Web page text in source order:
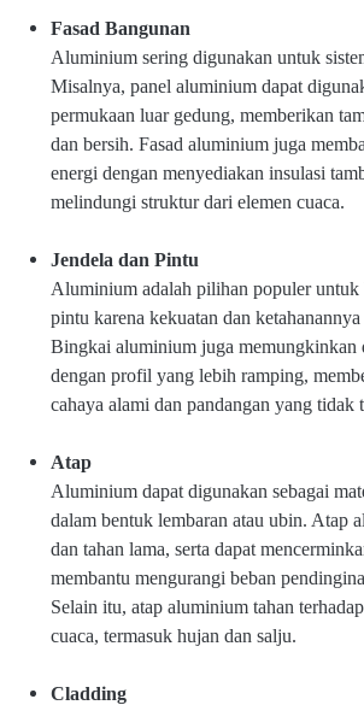
Fasad Bangunan
Aluminium sering digunakan untuk
Misalnya, panel aluminium dapat
permukaan luar gedung, memberikan
dan bersih. Fasad aluminium juga
energi dengan menyediakan insulasi
melindungi struktur dari elemen cuaca.
Jendela dan Pintu
Aluminium adalah pilihan populer untuk
pintu karena kekuatan dan
Bingkai aluminium juga memungkinkan
dengan profil yang lebih ramping,
cahaya alami dan pandangan yang tidak
Atap
Aluminium dapat digunakan sebagai
dalam bentuk lembaran atau ubin. Atap
dan tahan lama, serta dapat
membantu mengurangi beban
Selain itu, atap aluminium tahan
cuaca, termasuk hujan dan salju.
Cladding